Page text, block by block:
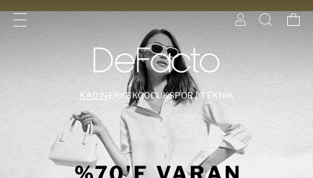
KADIN ERKEKÇOCUKSPOR | TEKNİK